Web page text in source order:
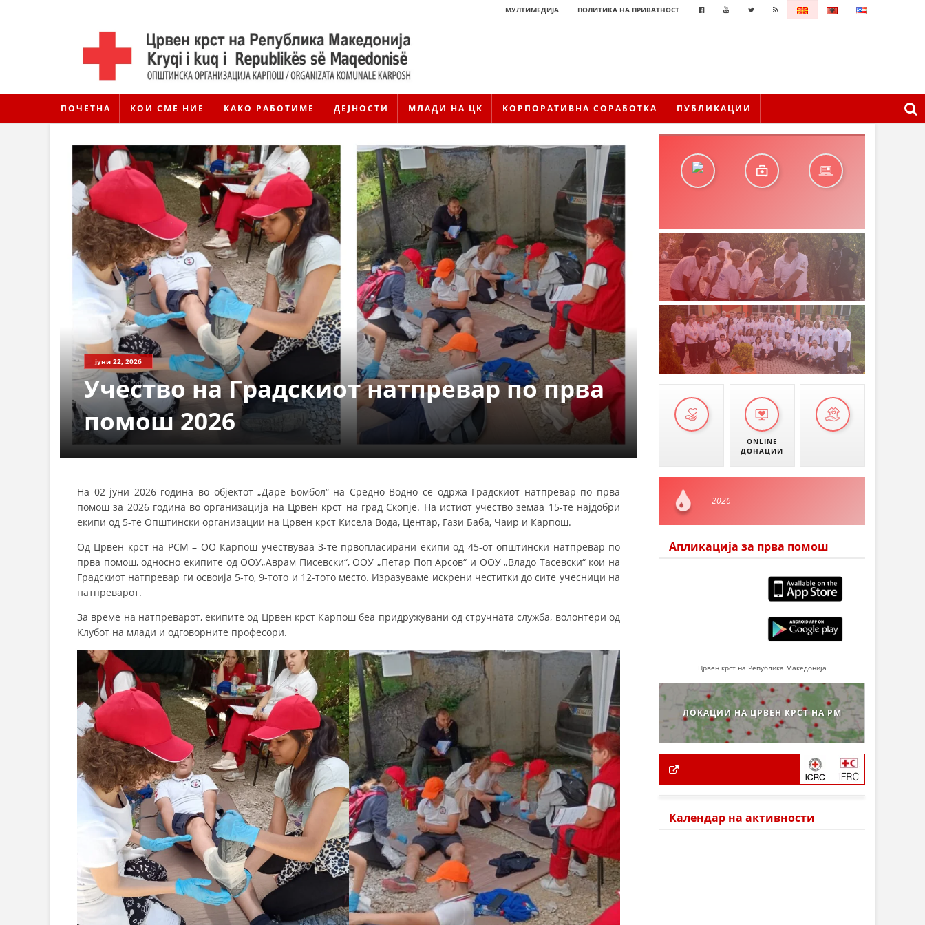
МУЛТИМЕДИЈА ПОЛИТИКА НА ПРИВАТНОСТ
ПОЧЕТНА КОИ СМЕ НИЕ КАКО РАБОТИМЕ ДЕЈНОСТИ МЛАДИ НА ЦК КОРПОРАТИВНА СОРАБОТКА ПУБЛИКАЦИИ
ДЕЈСТВУВАЊЕ
ПРИРАЧНИЦИ
БРОШУРИ
јуни 22, 2026
Учество на Градскиот натпревар по прва
помош 2026
На 02 јуни 2026 година во објектот „Даре Бомбол“ на Средно Водно се одржа Градскиот натпревар по прва
помош за 2026 година во организација на Црвен крст на град Скопје. На истиот учество земаа 15-те најдобри
екипи од 5-те Општински организации на Црвен крст Кисела Вода, Центар, Гази Баба, Чаир и Карпош.
Од Црвен крст на РСМ – ОО Карпош учествуваа 3-те првопласирани екипи од 45-от општински натпревар по
прва помош, односно екипите од ООУ„Аврам Писевски“, ООУ „Петар Поп Арсов“ и ООУ „Владо Тасевски“ кои на
Градскиот натпревар ги освоија 5-то, 9-тото и 12-тото место. Изразуваме искрени честитки до сите учесници на
натпреварот.
За време на натпреварот, екипите од Црвен крст Карпош беа придружувани од стручната служба, волонтери од
Клубот на млади и одговорните професори.
ONLINE
ДОНАЦИИ
2026
Апликација за прва помош
Црвен крст на Република Македонија
ЛОКАЦИИ НА ЦРВЕН КРСТ НА РМ
Календар на активности